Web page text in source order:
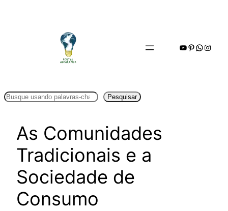
Youtube
Pinterest
Pesquisar Pesquisar
As Comunidades
Tradicionais e a
Sociedade de
Consumo